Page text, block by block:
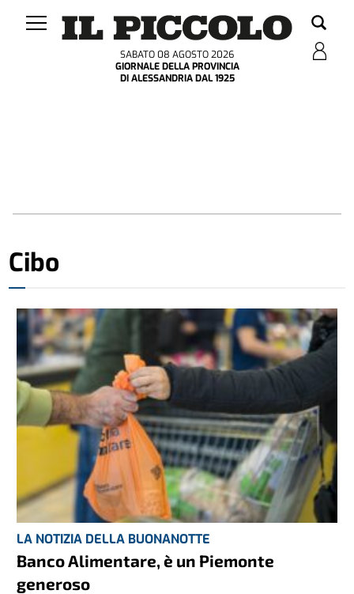
SABATO 08 AGOSTO 2026
GIORNALE DELLA PROVINCIA
DI ALESSANDRIA DAL 1925
Cibo
LA NOTIZIA DELLA BUONANOTTE
Banco Alimentare, è un Piemonte
generoso